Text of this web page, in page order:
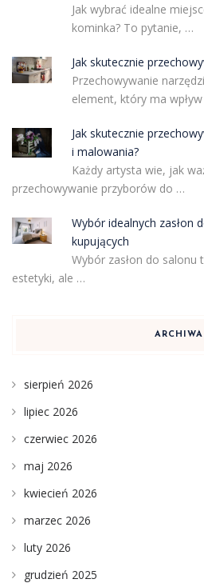
Jak wybrać idealne
kominka? To pytanie, …
Jak skutecznie
Przechowywanie
element, który ma
Jak skutecznie
i malowania?
Każdy artysta wie, jak
przechowywanie przyborów do …
Wybór idealnych zasłon
kupujących
Wybór zasłon do salonu
estetyki, ale …
ARCHIWA
sierpień 2026
lipiec 2026
czerwiec 2026
maj 2026
kwiecień 2026
marzec 2026
luty 2026
grudzień 2025